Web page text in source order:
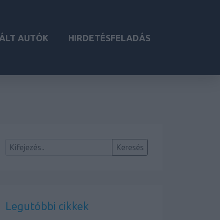
AUTÓK HIRDETÉSFELADÁS
Legutóbbi cikkek